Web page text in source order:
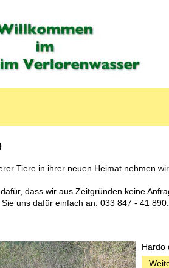
Tiere in ihrer neuen Heimat nehmen
dass wir aus Zeitgründen keine
uns dafür einfach an: 033 847 - 41 890.
Hardo